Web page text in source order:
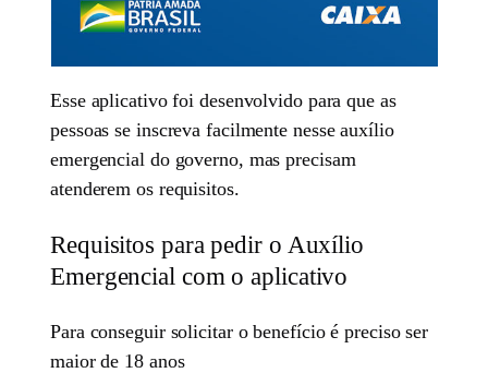
Esse aplicativo foi desenvolvido para que as
pessoas se inscreva facilmente nesse auxílio
emergencial do governo, mas precisam
atenderem os requisitos.
Requisitos para pedir o Auxílio
Emergencial com o aplicativo
Para conseguir solicitar o benefício é preciso ser
maior de 18 anos